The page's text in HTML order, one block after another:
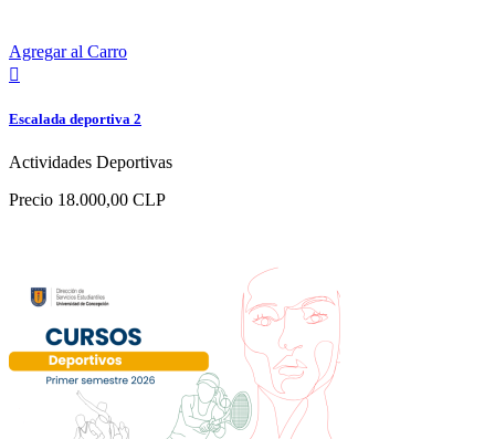
Agregar al Carro

Escalada deportiva 2
Actividades Deportivas
Precio 18.000,00 CLP